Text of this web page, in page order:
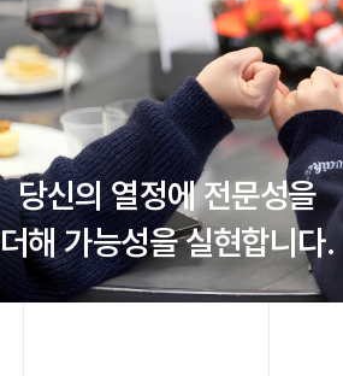
미래의 “아티언서”에게 하고 싶은
마케터로서의 첫 발걸음, 풍부한 경험이 가득한 아티언스
막연히 퍼포먼스 마케터가 되고 싶다는 생각이 가득했던 저
갖고 계신 선임분들과 다양한 문제를 해결하면서 지속적인
진정성 있는 관심을 알아봐 준 아티언스이기에 다른 분들
아티언스에서 꽃 피울 수 있을 거라고 생각합니다!
광고 분석 담당
SEO라는 분야에 대한 관심과 열정만 있다면, 아티언스는
당신의 열정에 전문성을
더해 가능성을 실현합니다.